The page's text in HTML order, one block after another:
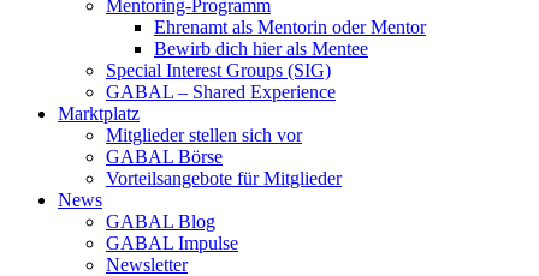
Mentoring-Programm
Ehrenamt als Mentorin oder Mentor
Bewirb dich hier als Mentee
Special Interest Groups (SIG)
GABAL – Shared Experience
Marktplatz
Mitglieder stellen sich vor
GABAL Börse
Vorteilsangebote für Mitglieder
News
GABAL Blog
GABAL Impulse
Newsletter